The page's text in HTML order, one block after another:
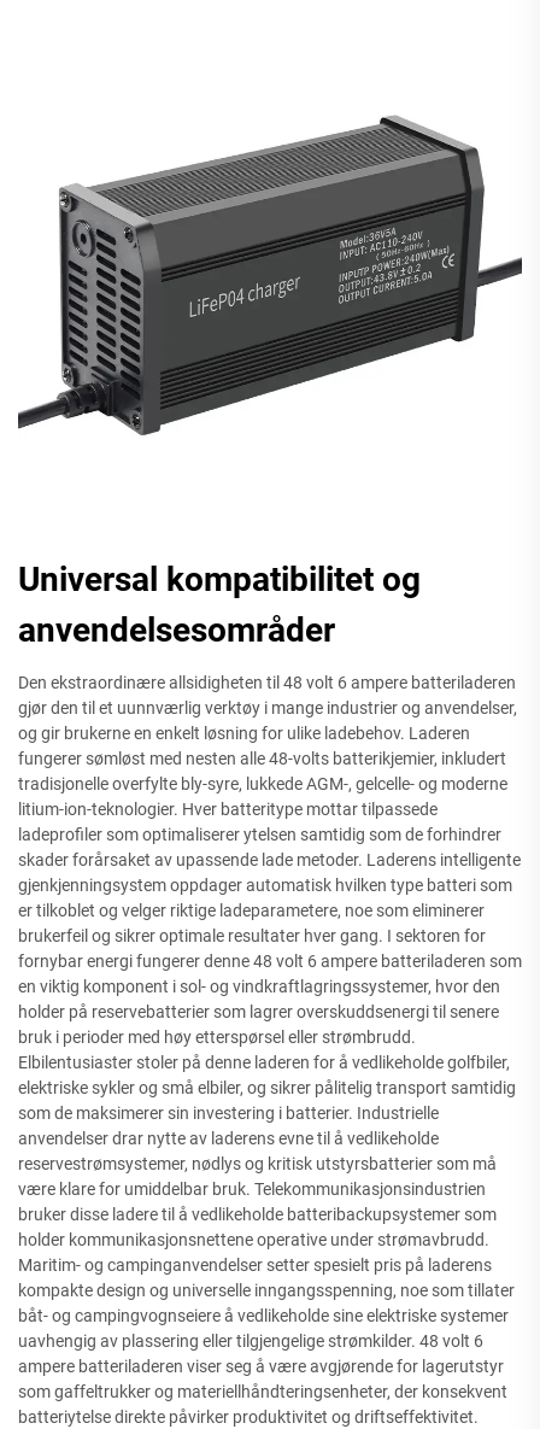
Universal kompatibilitet og
anvendelsesområder
Den ekstraordinære allsidigheten til 48 volt 6 ampere batteriladeren
gjør den til et uunnværlig verktøy i mange industrier og anvendelser,
og gir brukerne en enkelt løsning for ulike ladebehov. Laderen
fungerer sømløst med nesten alle 48-volts batterikjemier, inkludert
tradisjonelle overfylte bly-syre, lukkede AGM-, gelcelle- og moderne
litium-ion-teknologier. Hver batteritype mottar tilpassede
ladeprofiler som optimaliserer ytelsen samtidig som de forhindrer
skader forårsaket av upassende lade metoder. Laderens intelligente
gjenkjenningsystem oppdager automatisk hvilken type batteri som
er tilkoblet og velger riktige ladeparametere, noe som eliminerer
brukerfeil og sikrer optimale resultater hver gang. I sektoren for
fornybar energi fungerer denne 48 volt 6 ampere batteriladeren som
en viktig komponent i sol- og vindkraftlagringssystemer, hvor den
holder på reservebatterier som lagrer overskuddsenergi til senere
bruk i perioder med høy etterspørsel eller strømbrudd.
Elbilentusiaster stoler på denne laderen for å vedlikeholde golfbiler,
elektriske sykler og små elbiler, og sikrer pålitelig transport samtidig
som de maksimerer sin investering i batterier. Industrielle
anvendelser drar nytte av laderens evne til å vedlikeholde
reservestrømsystemer, nødlys og kritisk utstyrsbatterier som må
være klare for umiddelbar bruk. Telekommunikasjonsindustrien
bruker disse ladere til å vedlikeholde batteribackupsystemer som
holder kommunikasjonsnettene operative under strømavbrudd.
Maritim- og campinganvendelser setter spesielt pris på laderens
kompakte design og universelle inngangsspenning, noe som tillater
båt- og campingvognseiere å vedlikeholde sine elektriske systemer
uavhengig av plassering eller tilgjengelige strømkilder. 48 volt 6
ampere batteriladeren viser seg å være avgjørende for lagerutstyr
som gaffeltrukker og materiellhåndteringsenheter, der konsekvent
batteriytelse direkte påvirker produktivitet og driftseffektivitet.